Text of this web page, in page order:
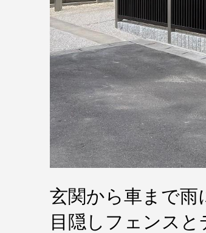
玄関から車まで雨
目隠しフェンス